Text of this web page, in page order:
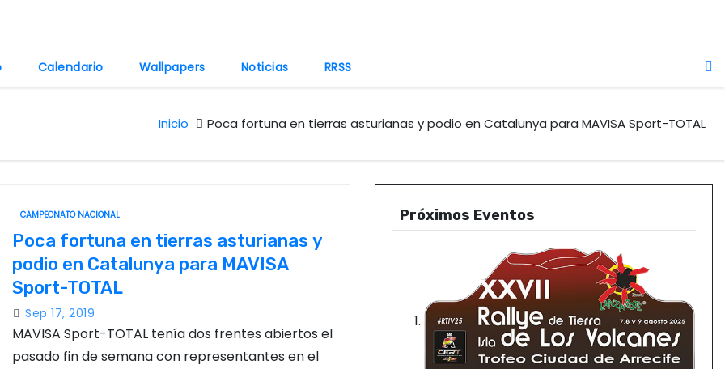
Calendario Wallpapers Noticias RRSS
Inicio Poca fortuna en tierras asturianas y podio en Catalunya para MAVISA Sport-TOTAL
CAMPEONATO NACIONAL
Poca fortuna en tierras asturianas y
podio en Catalunya para MAVISA
Sport-TOTAL
Sep 17, 2019
MAVISA Sport-TOTAL tenía dos frentes abiertos el
pasado fin de semana con representantes en el
Próximos Eventos